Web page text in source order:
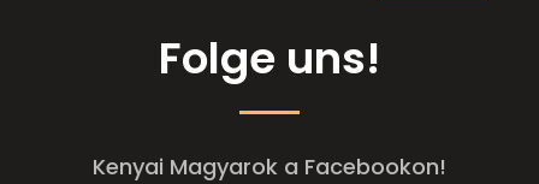
Folge uns!
Kenyai Magyarok a Facebookon!